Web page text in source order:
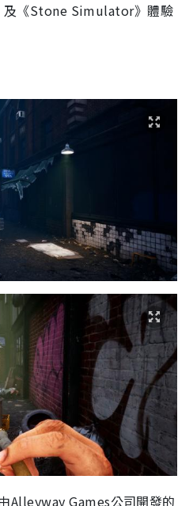
及《Stone Simulator》體驗
Alleyway Games公司開發的